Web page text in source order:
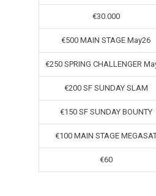
€30.000
€500 MAIN STAGE May26
€250 SPRING CHALLENGER
€200 SF SUNDAY SLAM
€150 SF SUNDAY BOUNTY
€100 MAIN STAGE
€60